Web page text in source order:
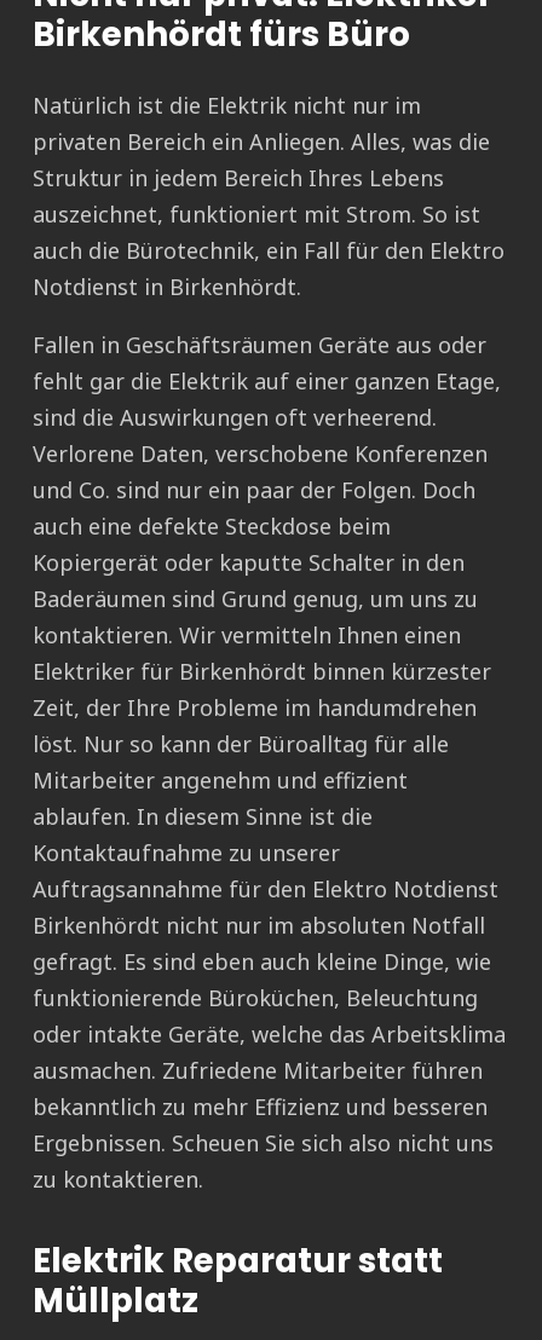
Birkenhördt fürs Büro
Natürlich ist die Elektrik nicht nur im
privaten Bereich ein Anliegen. Alles, was die
Struktur in jedem Bereich Ihres Lebens
auszeichnet, funktioniert mit Strom. So ist
auch die Bürotechnik, ein Fall für den Elektro
Notdienst in Birkenhördt.
Fallen in Geschäftsräumen Geräte aus oder
fehlt gar die Elektrik auf einer ganzen Etage,
sind die Auswirkungen oft verheerend.
Verlorene Daten, verschobene Konferenzen
und Co. sind nur ein paar der Folgen. Doch
auch eine defekte Steckdose beim
Kopiergerät oder kaputte Schalter in den
Baderäumen sind Grund genug, um uns zu
kontaktieren. Wir vermitteln Ihnen einen
Elektriker für Birkenhördt binnen kürzester
Zeit, der Ihre Probleme im handumdrehen
löst. Nur so kann der Büroalltag für alle
Mitarbeiter angenehm und effizient
ablaufen. In diesem Sinne ist die
Kontaktaufnahme zu unserer
Auftragsannahme für den Elektro Notdienst
Birkenhördt nicht nur im absoluten Notfall
gefragt. Es sind eben auch kleine Dinge, wie
funktionierende Büroküchen, Beleuchtung
oder intakte Geräte, welche das Arbeitsklima
ausmachen. Zufriedene Mitarbeiter führen
bekanntlich zu mehr Effizienz und besseren
Ergebnissen. Scheuen Sie sich also nicht uns
zu kontaktieren.
Elektrik Reparatur statt
Müllplatz